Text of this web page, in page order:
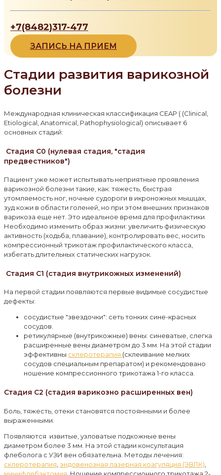
+7(8482)317-477
ЗАПИСЬ НА ПРИЕМ
Стадии развития варикозной
болезни
Международная клиническая классификация CEAP ( (Clinical,
Etiological, Anatomical, Pathophysiological) описывает 6
основных стадий:
Стадия C0 (нулевая стадия, "стадия
предвестников")
Пациент уже может испытывать неприятные проявления
варикозной болезни такие, как: тяжесть, быстрая
утомляемость ног, ночные судороги в икроножных мышцах,
зуд кожи в области голеней, но при этом внешних признаков
варикоза еще нет. Это идеальное время для профилактики.
Необходимо изменить образ жизни: увеличить физическую
активность (ходьба, плавание), контролировать вес, носить
компрессионный трикотаж профилактического класса,
избегать длительных статических нагрузок.
Стадия C1 (стадия внутрикожных изменений)
На первой стадии появляются первые видимые сосудистые
дефекты:
сосудистые "звездочки": сеть тонких сине-красных
сосудов.
ретикулярные (внутрикожные) вены: синеватые, слегка
расширенные вены диаметром до 3 мм. На этой стадии
эффективны склеротерапия (склеивание мелких
сосудов специальным препаратом) и рекомендовано
ношение компрессионного трикотажа 1-го класса.
Стадия C2 (стадия варикозно расширенных вен)
Боль, тяжесть, отеки становятся постоянными и более
выраженными.
Появляются извитые, узловатые подкожные вены
диаметром более 3 мм. На этой стадии консультация
флеболога с УЗИ вен обязательна. Методы лечения:
склеротерапия эндовенозная лазерная коагуляция (ЭВЛК)
минифлебэктомия . Ношение компрессионного трикотажа 2-